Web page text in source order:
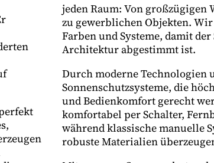
jeden Raum: Von
zu gewerblichen Objekten.
Farben und Systeme, damit
Architektur abgestimmt ist.
Durch moderne Technologien
Sonnenschutzsysteme, die
und Bedienkomfort gerecht
komfortabel per Schalter,
während klassische manuelle
robuste Materialien